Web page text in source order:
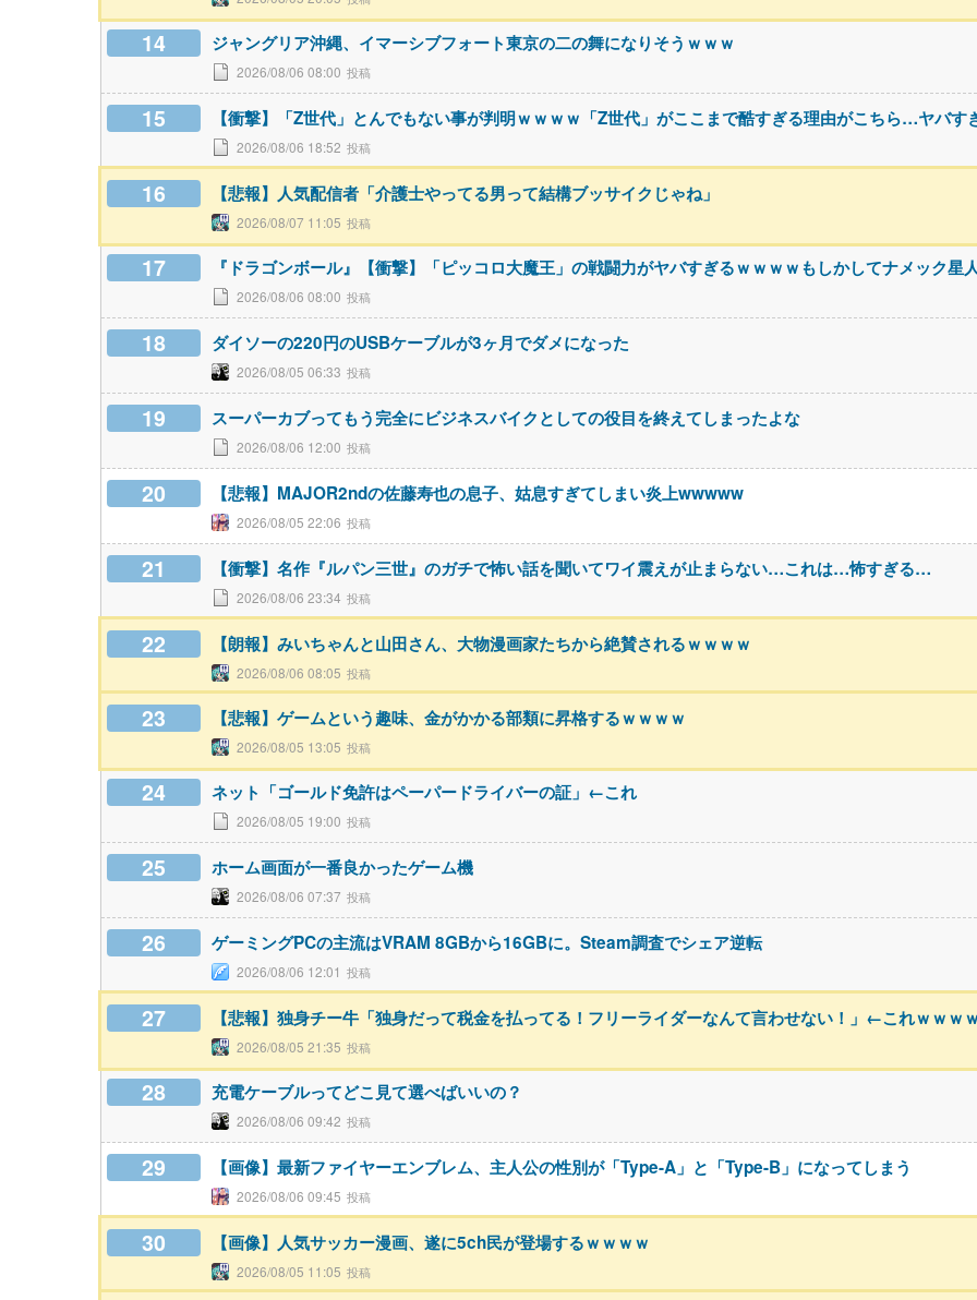
14 ジャングリア沖縄、イマーシブフォート東京の二の舞になりそうｗｗｗ
2026/08/06 08:00
15 【衝撃】「Z世代」とんでもない事が判明ｗｗｗｗ「Z世代」がここまで酷すぎる理由がこちら…ヤバ
2026/08/06 18:52
16 【悲報】人気配信者「介護士やってる男って結構ブッサイクじゃね」
2026/08/07 11:05
17 『ドラゴンボール』【衝撃】「ピッコロ大魔王」の戦闘力がヤバすぎるｗｗｗｗもしかしてナメック星
2026/08/06 08:00
18 ダイソーの220円のUSBケーブルが3ヶ月でダメになった
2026/08/05 06:33
19 スーパーカブってもう完全にビジネスバイクとしての役目を終えてしまったよな
2026/08/06 12:00
20 【悲報】MAJOR2ndの佐藤寿也の息子、姑息すぎてしまい炎上wwwww
2026/08/05 22:06
21 【衝撃】名作『ルパン三世』のガチで怖い話を聞いてワイ震えが止まらない…これは…怖すぎる…
2026/08/06 23:34
22 【朗報】みいちゃんと山田さん、大物漫画家たちから絶賛されるｗｗｗｗ
2026/08/06 08:05
23 【悲報】ゲームという趣味、金がかかる部類に昇格するｗｗｗｗ
2026/08/05 13:05
24 ネット「ゴールド免許はペーパードライバーの証」←これ
2026/08/05 19:00
25 ホーム画面が一番良かったゲーム機
2026/08/06 07:37
26 ゲーミングPCの主流はVRAM 8GBから16GBに。Steam調査でシェア逆転
2026/08/06 12:01
27 【悲報】独身チー牛「独身だって税金を払ってる！フリーライダーなんて言わせない！」←これｗｗｗ
2026/08/05 21:35
28 充電ケーブルってどこ見て選べばいいの？
2026/08/06 09:42
29 【画像】最新ファイヤーエンブレム、主人公の性別が「Type-A」と「Type-B」になってしまう
2026/08/06 09:45
30 【画像】人気サッカー漫画、遂に5ch民が登場するｗｗｗｗ
2026/08/05 11:05